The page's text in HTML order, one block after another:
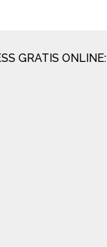
GRATIS ONLINE: